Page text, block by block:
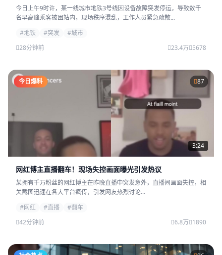
今日上午9时许，某一线城市地铁3号线因设备故障突发停运，导致数千
名早高峰乘客被困站内，现场秩序混乱，工作人员紧急疏散...
#地铁
#突发
#城市
28分钟前
23.4万 5678
今日爆料 87
3:24
网红博主直播翻车！现场失控画面曝光引发热议
某拥有千万粉丝的网红博主在昨晚直播中突发意外，直播间画面失控，相
关截图迅速在各大平台疯传，引发网友热烈讨论...
#网红
#直播
#翻车
42分钟前
6.8万 1890